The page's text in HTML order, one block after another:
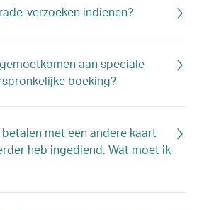
verzoeken indienen?
aan speciale
boeking?
met een andere kaart
heb ingediend. Wat moet ik